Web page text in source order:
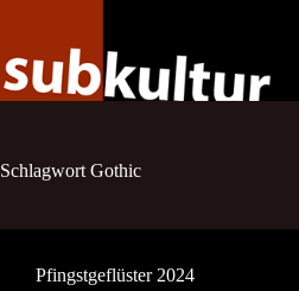
Schlagwort Gothic
Pfingstgeflüster 2024